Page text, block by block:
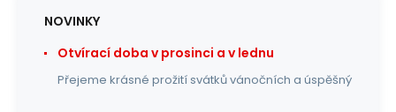
NOVINKY
Otvírací doba v prosinci a v lednu
Přejeme krásné prožití svátků vánočních a úspěšný